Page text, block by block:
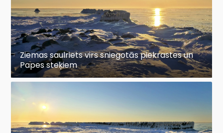
Ziemas saulriets virs sniegotās piekrastes un
Papes steķiem